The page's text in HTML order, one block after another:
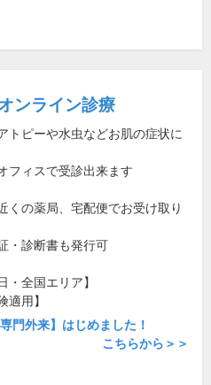
ンライン診療
トピーや水虫などお肌の症状に
フィスで受診出来ます
くの薬局、宅配便でお受け取り
・診断書も発行可
・全国エリア】
適用】
門外来】はじめました！
こちらから＞＞